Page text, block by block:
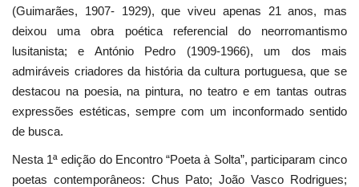
(Guimarães, 1907- 1929), que viveu apenas 21 anos, mas
deixou uma obra poética referencial do neorromantismo
lusitanista; e António Pedro (1909-1966), um dos mais
admiráveis criadores da história da cultura portuguesa, que se
destacou na poesia, na pintura, no teatro e em tantas outras
expressões estéticas, sempre com um inconformado sentido
de busca.
Nesta 1ª edição do Encontro “Poeta à Solta”, participaram cinco
poetas contemporâneos: Chus Pato; João Vasco Rodrigues;